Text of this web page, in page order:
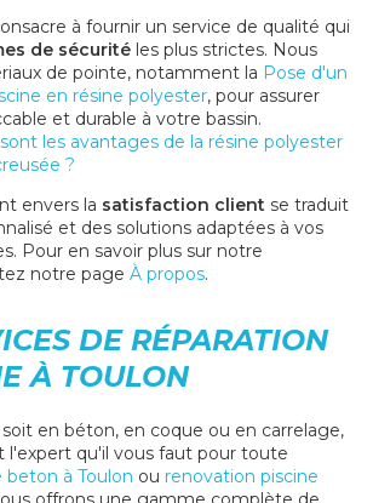
à fournir un service de qualité qui
de sécurité les plus strictes. Nous
de pointe, notamment la Pose d'un
en résine polyester, pour assurer
et durable à votre bassin.
les avantages de la résine polyester
?
envers la satisfaction client se traduit
et des solutions adaptées à vos
Pour en savoir plus sur notre
notre page À propos.
DE RÉPARATION
À TOULON
en béton, en coque ou en carrelage,
l'expert qu'il vous faut pour toute
beton à Toulon ou renovation piscine